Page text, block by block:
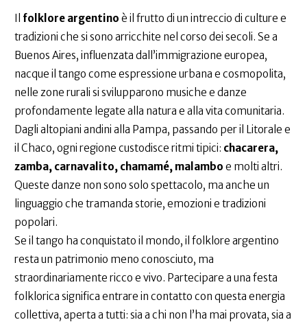
Il folklore argentino è il frutto di un intreccio di culture e
tradizioni che si sono arricchite nel corso dei secoli. Se a
Buenos Aires, influenzata dall’immigrazione europea,
nacque il tango come espressione urbana e cosmopolita,
nelle zone rurali si svilupparono musiche e danze
profondamente legate alla natura e alla vita comunitaria.
Dagli altopiani andini alla Pampa, passando per il Litorale e
il Chaco, ogni regione custodisce ritmi tipici: chacarera,
zamba, carnavalito, chamamé, malambo e molti altri.
Queste danze non sono solo spettacolo, ma anche un
linguaggio che tramanda storie, emozioni e tradizioni
popolari.
Se il tango ha conquistato il mondo, il folklore argentino
resta un patrimonio meno conosciuto, ma
straordinariamente ricco e vivo. Partecipare a una festa
folklorica significa entrare in contatto con questa energia
collettiva, aperta a tutti: sia a chi non l’ha mai provata, sia a